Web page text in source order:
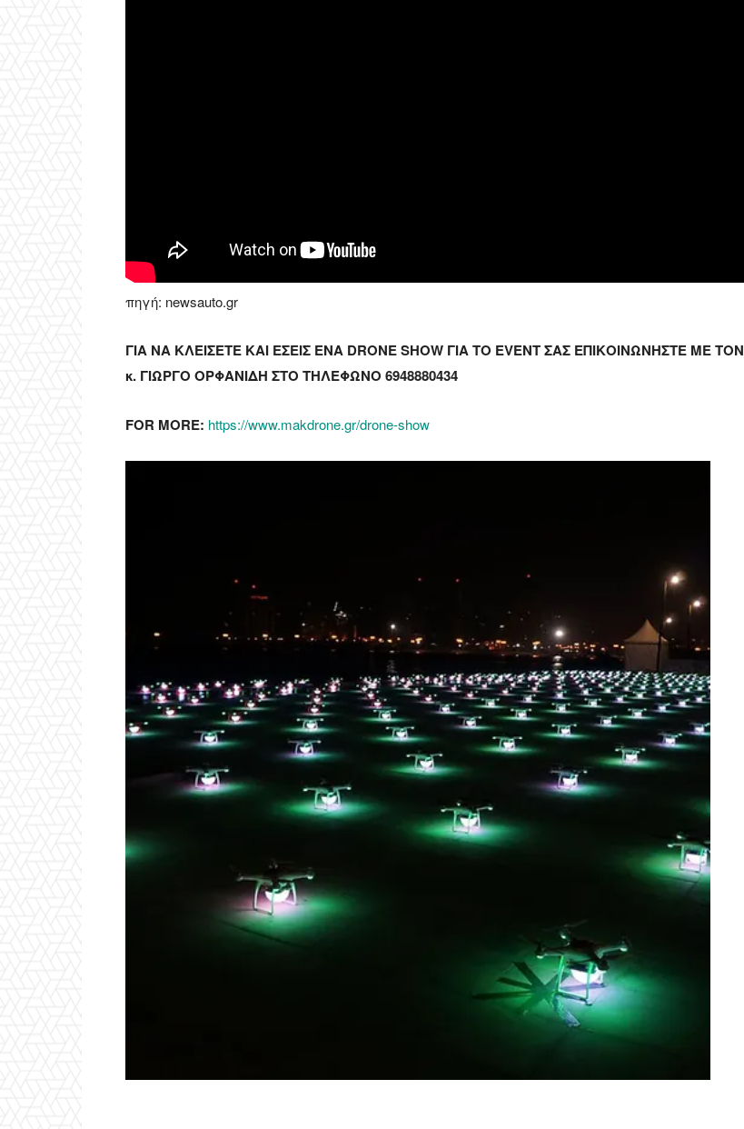
πηγή: newsauto.gr
ΓΙΑ ΝΑ ΚΛΕΙΣΕΤΕ ΚΑΙ ΕΣΕΙΣ ΕΝΑ DRONE SHOW ΓΙΑ ΤΟ EVENT ΣΑΣ ΕΠΙΚΟΙΝΩΝΗΣΤΕ ΜΕ ΤΟΝ
κ. ΓΙΩΡΓΟ ΟΡΦΑΝΙΔΗ ΣΤΟ TΗΛΕΦΩΝΟ 6948880434
FOR MORE: https://www.makdrone.gr/drone-show